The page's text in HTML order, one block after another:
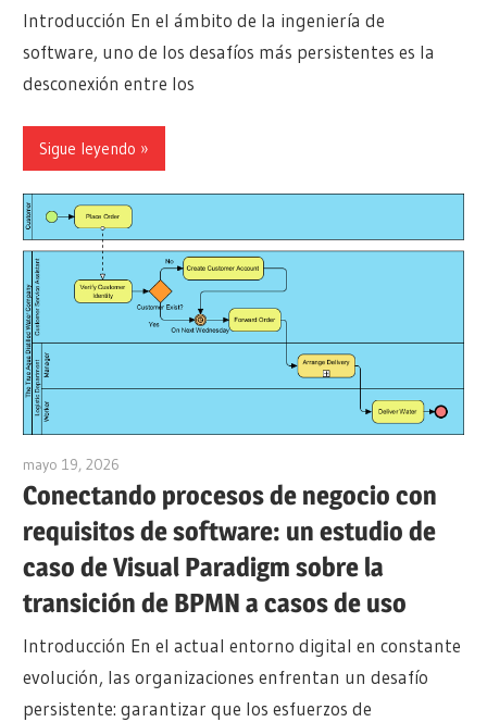
Introducción En el ámbito de la ingeniería de
software, uno de los desafíos más persistentes es la
desconexión entre los
Sigue leyendo
mayo 19, 2026
Conectando procesos de negocio con
requisitos de software: un estudio de
caso de Visual Paradigm sobre la
transición de BPMN a casos de uso
Introducción En el actual entorno digital en constante
evolución, las organizaciones enfrentan un desafío
persistente: garantizar que los esfuerzos de